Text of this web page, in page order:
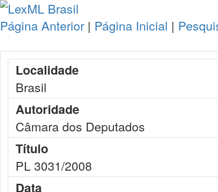
Página Anterior | Página Inicial |
Localidade
Brasil
Autoridade
Câmara dos Deputados
Título
PL 3031/2008
Data